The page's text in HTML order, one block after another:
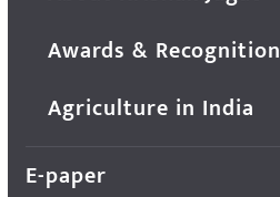
Awards & Recognition
Agriculture in India
E-paper